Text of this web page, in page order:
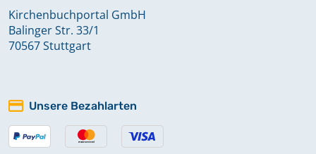
Kirchenbuchportal GmbH
Balinger Str. 33/1
70567 Stuttgart
Unsere Bezahlarten